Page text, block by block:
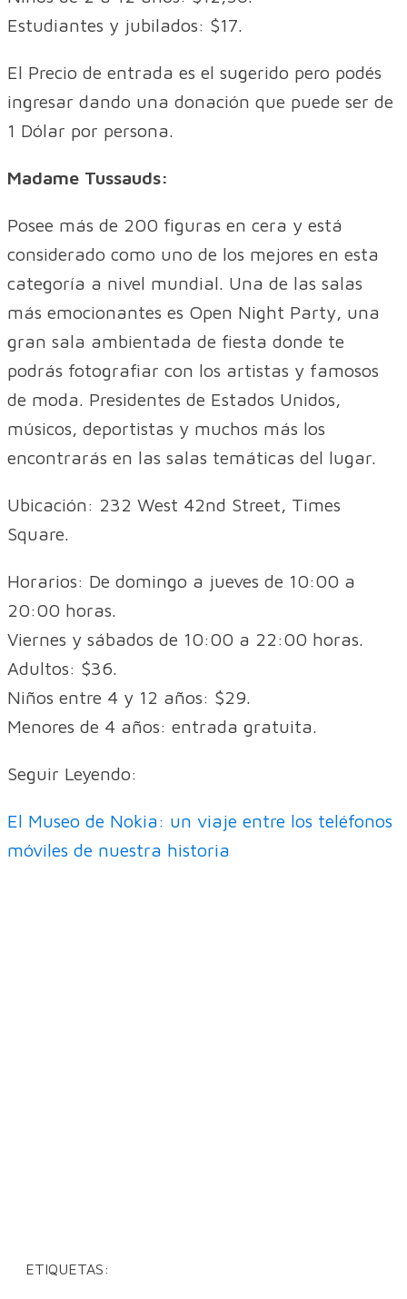
Estudiantes y jubilados: $17.
El Precio de entrada es el sugerido pero podés
ingresar dando una donación que puede ser de
1 Dólar por persona.
Madame Tussauds:
Posee más de 200 figuras en cera y está
considerado como uno de los mejores en esta
categoría a nivel mundial. Una de las salas
más emocionantes es Open Night Party, una
gran sala ambientada de fiesta donde te
podrás fotografiar con los artistas y famosos
de moda. Presidentes de Estados Unidos,
músicos, deportistas y muchos más los
encontrarás en las salas temáticas del lugar.
Ubicación: 232 West 42nd Street, Times
Square.
Horarios: De domingo a jueves de 10:00 a
20:00 horas.
Viernes y sábados de 10:00 a 22:00 horas.
Adultos: $36.
Niños entre 4 y 12 años: $29.
Menores de 4 años: entrada gratuita.
Seguir Leyendo:
El Museo de Nokia: un viaje entre los teléfonos
móviles de nuestra historia
ETIQUETAS: